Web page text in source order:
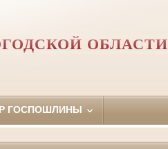
ОБЛАСТИ
ГОСПОШЛИНЫ